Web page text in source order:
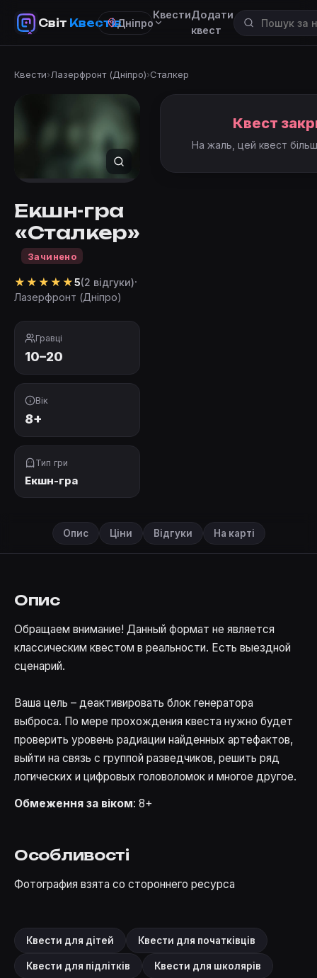
Світ КвестівДніпро
КвестиДодати
квест
Квести›Лазерфронт (Дніпро)›Сталкер
Екшн-гра
«Сталкер»
Зачинено
★ ★ ★ ★ ★5(2 відгуки)·
Лазерфронт (Дніпро)
Гравці
10–20
Вік
8+
Тип гри
Екшн-гра
Квест
На жаль, цей квест
Опис Ціни Відгуки На карті
Опис
Обращаем внимание! Данный формат не является
классическим квестом в реальности. Есть выездной
сценарий.
Ваша цель – деактивировать блок генератора
выброса. По мере прохождения квеста нужно будет
проверить уровень радиации найденных артефактов,
выйти на связь с группой разведчиков, решить ряд
логических и цифровых головоломок и многое другое.
Обмеження за віком: 8+
Особливості
Фотография взята со стороннего ресурса
Квести для дітей Квести для початківців
Квести для підлітків Квести для школярів